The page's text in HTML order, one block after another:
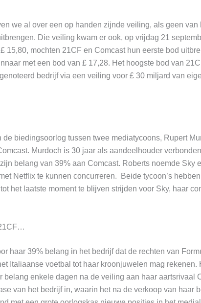
we al over een op handen zijnde veiling, als geen van
Die veiling kwam er ook, op vrijdag 21
15,80, mochten 21CF en Comcast hun eerste bod
met een bod van £ 17,28. Het hoogste bod van
bedrijf via een veiling voor £ 30 miljard van
biedingsoorlog tussen twee mediatycoons, Rupert
Murdoch is 30 jaar als aandeelhouder verbonden
belang van 39% aan Comcast. Roberts noemde Sky
Netflix te kunnen concurreren. Beide tycoon’s
het laatste moment te blijven strijden voor Sky, haar
haar 39% belang in het bedrijf dat de rechten van
Italiaanse voetbal tot haar kroonjuwelen mag rekenen.
belang enkele dagen na de veiling aan haar aartsrivaal
van het bedrijf in, waarin het na de verkoop van haar